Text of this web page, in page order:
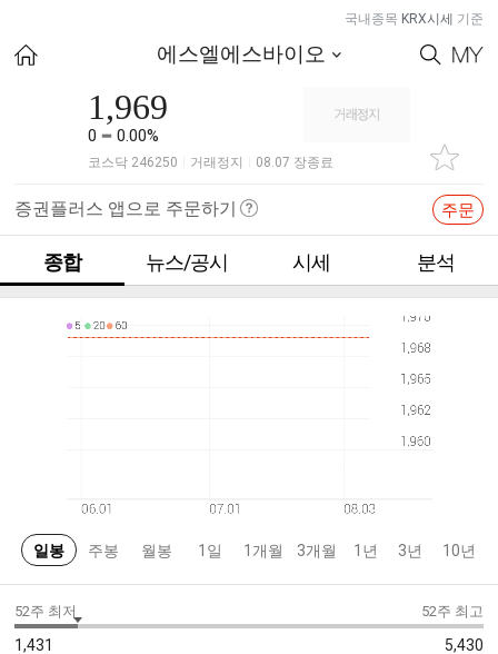
국내종목 KRX시세 기준
에스엘에스바이오
1,969
0 0.00%
코스닥 246250 거래정지 08.07 장종료
증권플러스 앱으로 주문하기 주문
종합 뉴스/공시 시세 분석
일봉 주봉 월봉 1일 1개월 3개월 1년 3년 10년
52주 최저
1,431
52주 최고
5,430